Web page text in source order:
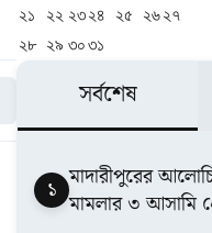
২১
২২ ২৩২৪ ২৫ ২৬২৭
২৮ ২৯ ৩০৩১
সর্বশেষ
১ মাদারীপুরের
মামলার ৩ আসামি